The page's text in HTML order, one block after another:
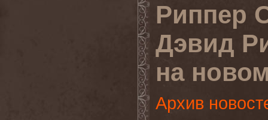
Риппер
Дэвид
на
Архив